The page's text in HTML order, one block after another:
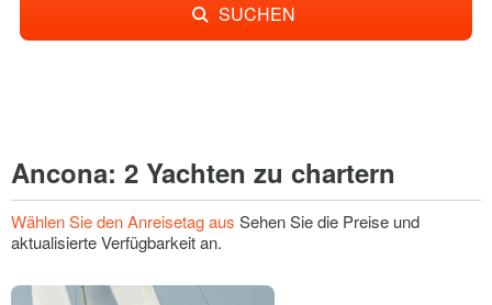
SUCHEN
Ancona: 2 Yachten zu chartern
Wählen Sie den Anreisetag aus Sehen Sie die Preise und
aktualisierte Verfügbarkeit an.